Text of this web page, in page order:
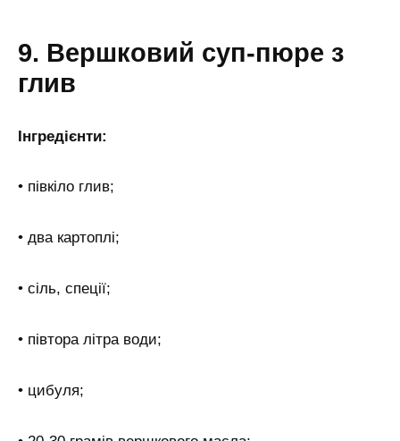
9. Вершковий суп-пюре з
глив
Інгредієнти:
• півкіло глив;
• два картоплі;
• сіль, спеції;
• півтора літра води;
• цибуля;